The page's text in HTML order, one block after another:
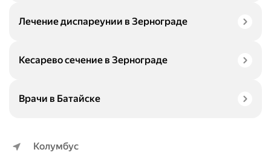
Лечение диспареунии в Зернограде
Кесарево сечение в Зернограде
Врачи в Батайске
Колумбус